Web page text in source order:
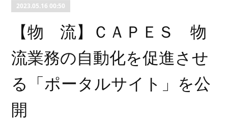
2023.05.16 00:50
【物 流】ＣＡＰＥＳ 物
流業務の自動化を促進させ
る「ポータルサイト」を公
開